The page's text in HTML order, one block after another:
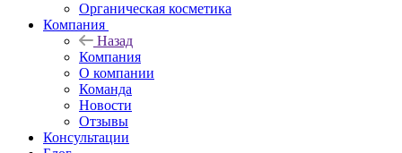
Органическая косметика
Компания
Назад
Компания
О компании
Команда
Новости
Отзывы
Консультации